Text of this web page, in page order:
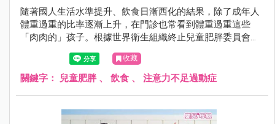
隨著國人生活水準提升、飲食日漸西化的結果，除了成年人
體重過重的比率逐漸上升，在門診也常看到體重過重這些
「肉肉的」孩子。根據世界衛生組織終止兒童肥胖委員會指
出， 全球過重或肥胖嬰幼兒 (0 至 5 歲 ) 人口，從 1990 年的
3,200 萬人增加到 2016 年的 4,100 萬人。而我國2017年依據
教育部學童體位資料顯示，國小學童肥胖比率也高達 14.6% (
收藏
關鍵字： 兒童肥胖、 飲食 、 注意力不足過動症